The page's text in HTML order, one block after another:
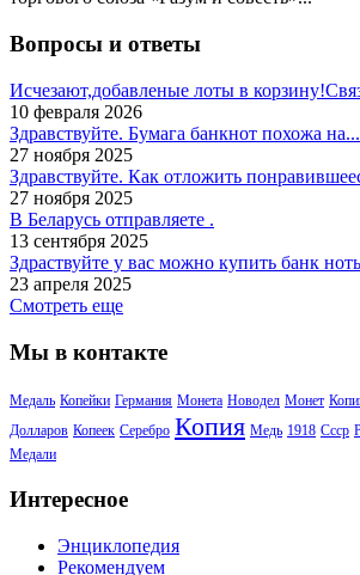
Вопросы и ответы
Исчезают,добавленые лоты в
10 февраля 2026
Здравствуйте. Бумага банкнот похожа на...
27 ноября 2025
Здравствуйте. Как отложить
27 ноября 2025
В Беларусь отправляете .
13 сентября 2025
Здраствуйте у вас можно купить банк
23 апреля 2025
Смотреть еще
Мы в контакте
Медаль Копейки Германия Монета Новодел Монет
Долларов Копеек Серебро Копия Медь 1918 Ссср
Медали
Интересное
Энциклопедия
Рекомендуем